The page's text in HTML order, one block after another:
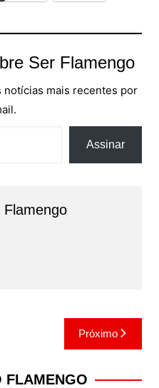
Ser Flamengo
mais recentes por
Assinar
Flamengo
Próximo
FLAMENGO